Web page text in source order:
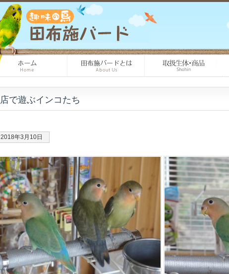
店で遊ぶインコたち
2018年3月10日